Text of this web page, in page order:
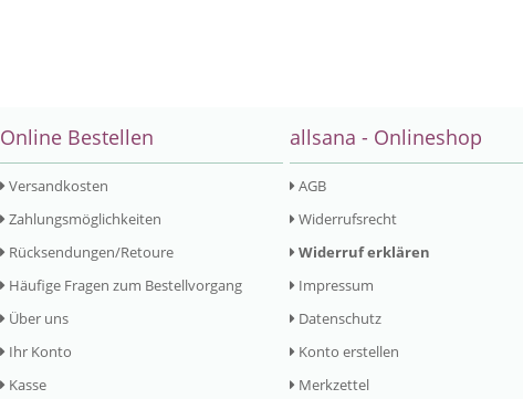
Online Bestellen
Versandkosten
Zahlungsmöglichkeiten
Rücksendungen/Retoure
Häufige Fragen zum Bestellvorgang
Über uns
Ihr Konto
Kasse
allsana - Onlineshop
AGB
Widerrufsrecht
Widerruf erklären
Impressum
Datenschutz
Konto erstellen
Merkzettel